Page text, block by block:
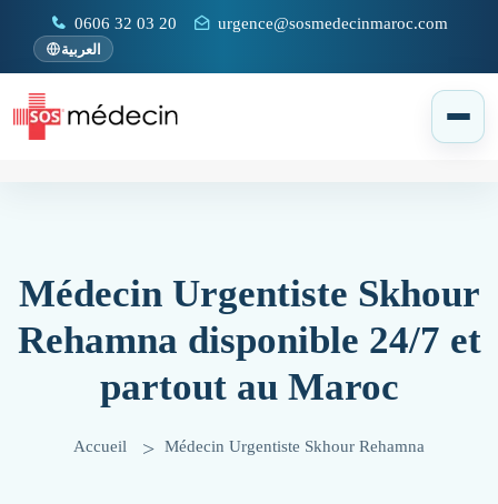
0606 32 03 20 urgence@sosmedecinmaroc.com
العربية
Médecin Urgentiste Skhour
Rehamna disponible 24/7 et
partout au Maroc
Accueil Médecin Urgentiste Skhour Rehamna